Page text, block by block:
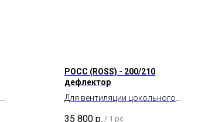
POCC (ROSS) - 200/210
дефлектор
Для вентиляции цокольного
35 800 р. / 1 pc